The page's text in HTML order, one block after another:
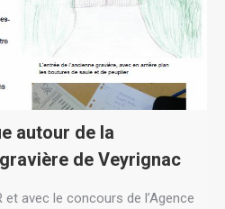
autour de la
de Veyrignac
et avec le concours de l’Agence